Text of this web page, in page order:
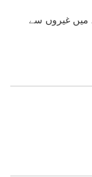
میں غیروں سے